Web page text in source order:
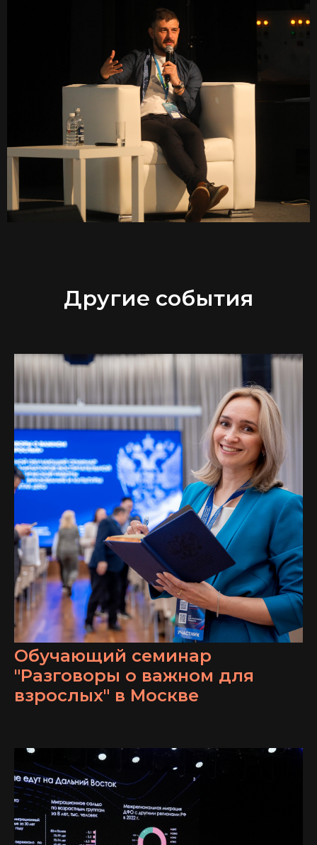
Другие события
Обучающий семинар
"Разговоры о важном для
взрослых" в Москве